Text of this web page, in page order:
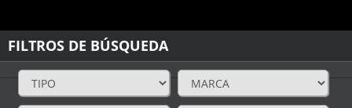
FILTROS DE BÚSQUEDA